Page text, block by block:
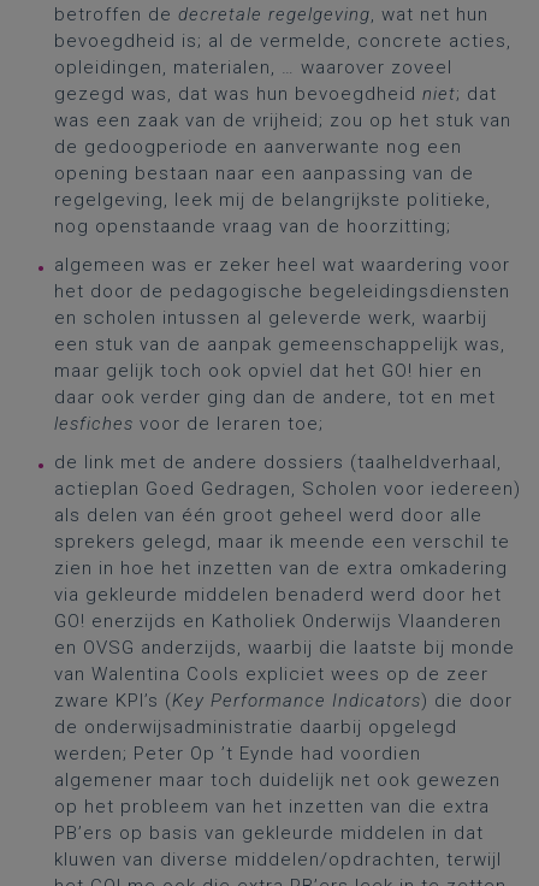
betroffen de decretale regelgeving, wat net hun
bevoegdheid is; al de vermelde, concrete acties,
opleidingen, materialen, … waarover zoveel
gezegd was, dat was hun bevoegdheid niet; dat
was een zaak van de vrijheid; zou op het stuk van
de gedoogperiode en aanverwante nog een
opening bestaan naar een aanpassing van de
regelgeving, leek mij de belangrijkste politieke,
nog openstaande vraag van de hoorzitting;
algemeen was er zeker heel wat waardering voor
het door de pedagogische begeleidingsdiensten
en scholen intussen al geleverde werk, waarbij
een stuk van de aanpak gemeenschappelijk was,
maar gelijk toch ook opviel dat het GO! hier en
daar ook verder ging dan de andere, tot en met
lesfiches voor de leraren toe;
de link met de andere dossiers (taalheldverhaal,
actieplan Goed Gedragen, Scholen voor iedereen)
als delen van één groot geheel werd door alle
sprekers gelegd, maar ik meende een verschil te
zien in hoe het inzetten van de extra omkadering
via gekleurde middelen benaderd werd door het
GO! enerzijds en Katholiek Onderwijs Vlaanderen
en OVSG anderzijds, waarbij die laatste bij monde
van Walentina Cools expliciet wees op de zeer
zware KPI’s (Key Performance Indicators) die door
de onderwijsadministratie daarbij opgelegd
werden; Peter Op ’t Eynde had voordien
algemener maar toch duidelijk net ook gewezen
op het probleem van het inzetten van die extra
PB’ers op basis van gekleurde middelen in dat
kluwen van diverse middelen/opdrachten, terwijl